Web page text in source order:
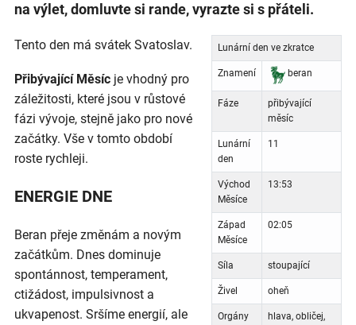
na výlet, domluvte si rande, vyrazte si s přáteli.
Tento den má svátek Svatoslav. Lunární den ve zkratce
Znamení beran
Fáze
přibývající
měsíc
Lunární
den
11
Východ
Měsíce
13:53
Západ
Měsíce
02:05
Síla stoupající
Živel oheň
Orgány
hlava, obličej,
Přibývající Měsíc je vhodný pro
záležitosti, které jsou v růstové
fázi vývoje, stejně jako pro nové
začátky. Vše v tomto období
roste rychleji.
ENERGIE DNE
Beran přeje změnám a novým
začátkům. Dnes dominuje
spontánnost, temperament,
ctižádost, impulsivnost a
ukvapenost. Sršíme energií, ale